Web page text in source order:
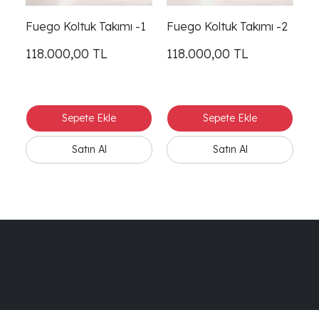
Fuego Koltuk Takımı -1
118.000,00 TL
Fuego Koltuk Takımı -2
118.000,00 TL